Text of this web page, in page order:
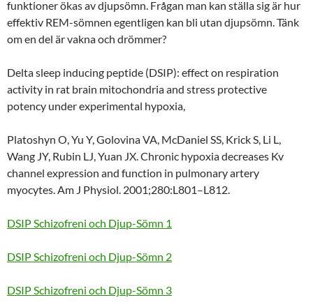
funktioner ökas av djupsömn. Frågan man kan ställa sig är hur
effektiv REM-sömnen egentligen kan bli utan djupsömn. Tänk
om en del är vakna och drömmer?
Delta sleep inducing peptide (DSIP): effect on respiration
activity in rat brain mitochondria and stress protective
potency under experimental hypoxia,
Platoshyn O, Yu Y, Golovina VA, McDaniel SS, Krick S, Li L,
Wang JY, Rubin LJ, Yuan JX. Chronic hypoxia decreases Kv
channel expression and function in pulmonary artery
myocytes. Am J Physiol. 2001;280:L801–L812.
DSIP Schizofreni och Djup-Sömn 1
DSIP Schizofreni och Djup-Sömn 2
DSIP Schizofreni och Djup-Sömn 3